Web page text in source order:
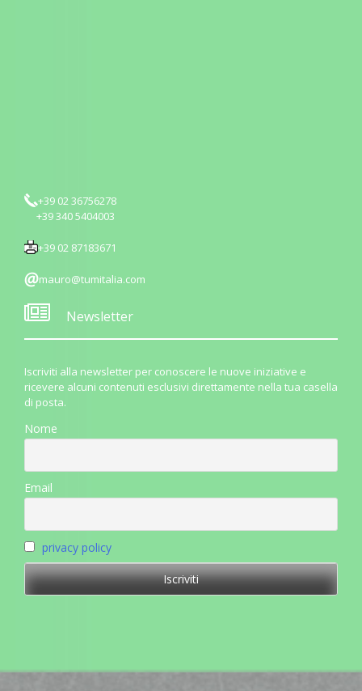
+39 02 36756278
+39 340 5404003
+39 02 87183671
mauro@tumitalia.com
Newsletter
Iscriviti alla newsletter per conoscere le nuove iniziative e
ricevere alcuni contenuti esclusivi direttamente nella tua casella
di posta.
Nome
Email
privacy policy